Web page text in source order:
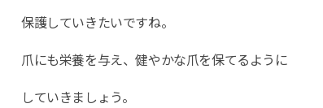
保護していきたいですね。
爪にも栄養を与え、健やかな爪を保てるように
していきましょう。